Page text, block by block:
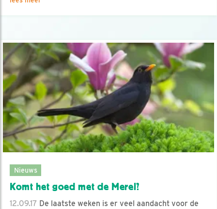
Nieuws
Komt het goed met de Merel?
12.09.17 De laatste weken is er veel aandacht voor de